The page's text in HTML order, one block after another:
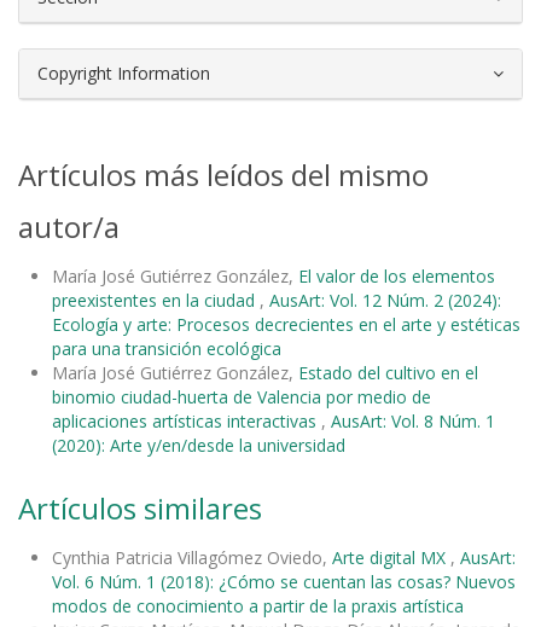
Copyright Information
Artículos más leídos del mismo
autor/a
María José Gutiérrez González, El valor de los elementos
preexistentes en la ciudad , AusArt: Vol. 12 Núm. 2 (2024):
Ecología y arte: Procesos decrecientes en el arte y estéticas
para una transición ecológica
María José Gutiérrez González, Estado del cultivo en el
binomio ciudad-huerta de Valencia por medio de
aplicaciones artísticas interactivas , AusArt: Vol. 8 Núm. 1
(2020): Arte y/en/desde la universidad
Artículos similares
Cynthia Patricia Villagómez Oviedo, Arte digital MX , AusArt:
Vol. 6 Núm. 1 (2018): ¿Cómo se cuentan las cosas? Nuevos
modos de conocimiento a partir de la praxis artística